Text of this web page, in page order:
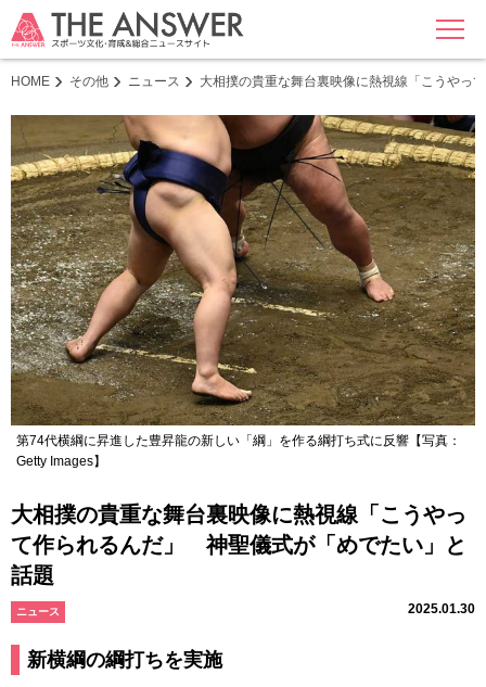
MENU
HOME その他 ニュース 大相撲の貴重な舞台裏映像に熱視線「こうや
第74代横綱に昇進した豊昇龍の新しい「綱」を作る綱打ち式に反響【写真：
Getty Images】
大相撲の貴重な舞台裏映像に熱視線「こうやっ
て作られるんだ」 神聖儀式が「めでたい」と
話題
ニュース 2025.01.30
新横綱の綱打ちを実施